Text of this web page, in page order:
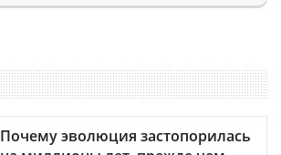
Почему эволюция застопорилась